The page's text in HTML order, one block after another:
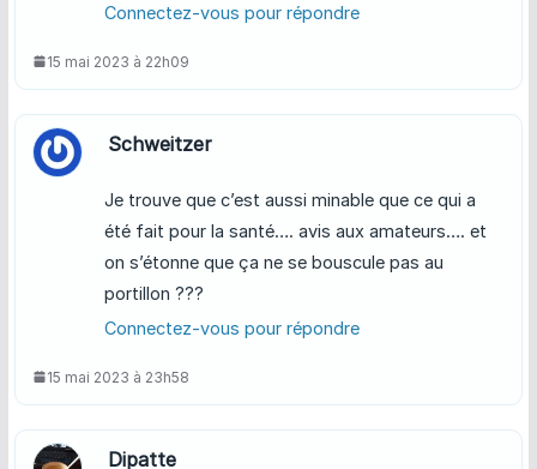
Connectez-vous pour répondre
15 mai 2023 à 22h09
Schweitzer
Je trouve que c’est aussi minable que ce qui a
été fait pour la santé…. avis aux amateurs…. et
on s’étonne que ça ne se bouscule pas au
portillon ???
Connectez-vous pour répondre
15 mai 2023 à 23h58
Dipatte